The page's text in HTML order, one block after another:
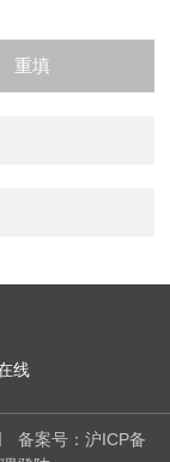
线
备案号：沪ICP备